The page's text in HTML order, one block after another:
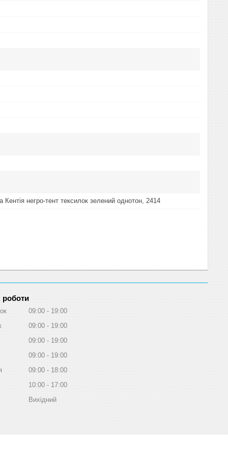
Кентія негро-тент тексилок зелений однотон, 2414
роботи
09:00
19:00
09:00
19:00
09:00
19:00
09:00
19:00
09:00
18:00
10:00
17:00
Вихідний